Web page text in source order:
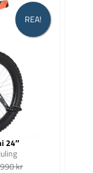
REA!
24″
kr